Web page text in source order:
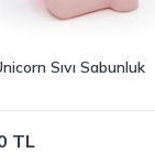
Sıvı Sabunluk
TL